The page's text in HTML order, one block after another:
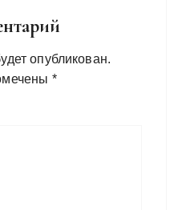
опубликован.
*